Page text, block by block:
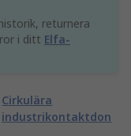
returnera
i ditt Elfa-
Cirkulära
industrikontaktdon